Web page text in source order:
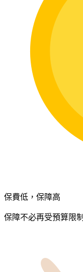
保費低，保障高
保障不必再受預算限制